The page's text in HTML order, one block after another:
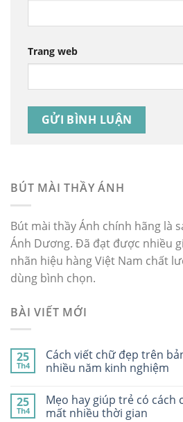
Trang web
BÚT MÀI THẦY ÁNH
Bút mài thầy Ánh chính hãng là
Ánh Dương. Đã đạt được nhiều
nhãn hiệu hàng Việt Nam chất
dùng bình chọn.
BÀI VIẾT MỚI
25
Th4
Cách viết chữ đẹp trên
nhiều năm kinh nghiệm
25
Th4
Mẹo hay giúp trẻ có cách
mất nhiều thời gian